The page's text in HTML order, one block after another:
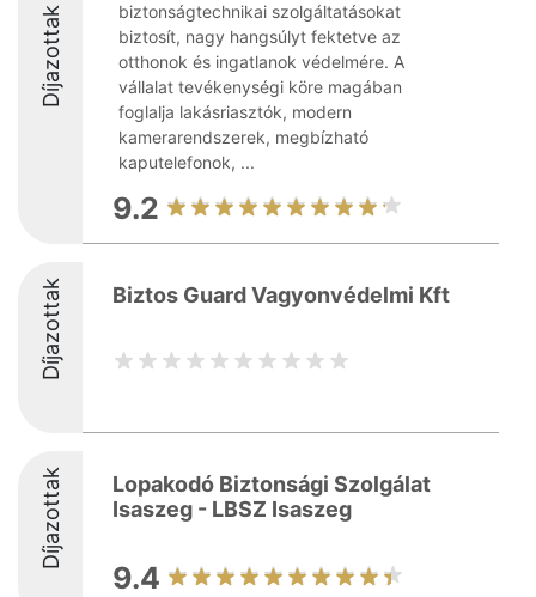
Díjazottak
biztonságtechnikai szolgáltatásokat
biztosít, nagy hangsúlyt fektetve az
otthonok és ingatlanok védelmére. A
vállalat tevékenységi köre magában
foglalja lakásriasztók, modern
kamerarendszerek, megbízható
kaputelefonok, ...
9.2
Díjazottak Biztos Guard Vagyonvédelmi Kft
Díjazottak
Lopakodó Biztonsági Szolgálat
Isaszeg - LBSZ Isaszeg
9.4